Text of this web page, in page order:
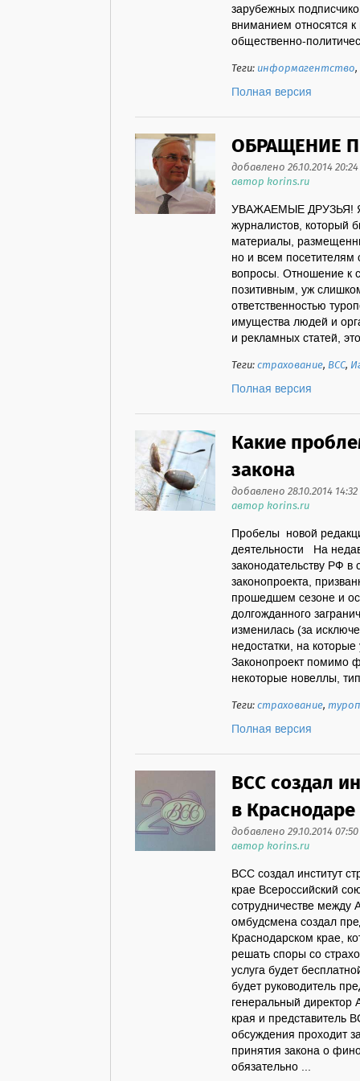
зарубежных
вниманием относятся
общественно-
Теги:информагентство,
Полная версия
ОБРАЩЕНИЕ
добавлено 26.10.2014 20:24
автор korins.ru
УВАЖАЕМЫЕ ДРУЗЬЯ! Я
журналистов, который
материалы,
но и всем
вопросы. Отношение к
позитивным, уж
ответственностью
имущества людей и
и рекламных статей,
Теги:страхование, ВСС,
Полная версия
Какие
закона
добавлено 28.10.2014 14:32
автор korins.ru
Пробелы новой
деятельности На
законодательству РФ
законопроекта,
прошедшем сезоне и
долгожданного
изменилась (за
недостатки, на
Законопроект помимо
некоторые новеллы,
Теги:страхование,
Полная версия
ВСС создал
в Краснодаре
добавлено 29.10.2014 07:50
автор korins.ru
ВСС создал институт
крае Всероссийский
сотрудничестве между
омбудсмена создал
Краснодарском крае,
решать споры со
услуга будет
будет руководитель
генеральный директор
края и представитель
обсуждения проходит
принятия закона о
обязательно ...